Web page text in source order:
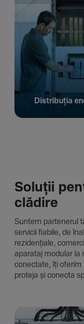
Distribuția
Soluții
clădire
Suntem parte­nerul
servicii fiabile, de
rezi­den­țiale,
aparataj modular la
conec­tate, îți oferim
proteja și conecta